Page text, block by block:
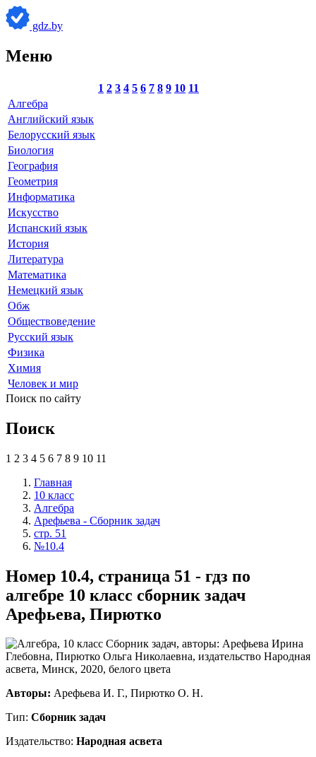
gdz.by
Меню
1 2 3 4 5 6 7 8 9 10 11
Алгебра
Английский язык
Белорусский язык
Биология
География
Геометрия
Информатика
Искусство
Испанский язык
История
Литература
Математика
Немецкий язык
Обж
Обществоведение
Русский язык
Физика
Химия
Человек и мир
Поиск по сайту
Поиск
1 2 3 4 5 6 7 8 9 10 11
Главная
10 класс
Алгебра
Арефьева - Сборник задач
стр. 51
№10.4
Номер 10.4, страница 51 - гдз по
алгебре 10 класс сборник задач
Арефьева, Пирютко
Авторы: Арефьева И. Г., Пирютко О. Н.
Тип: Сборник задач
Издательство: Народная асвета